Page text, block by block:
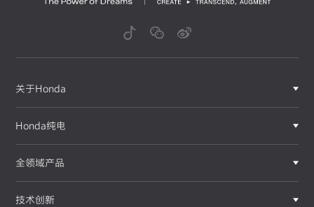
关于Honda
Honda纯电
全领域产品
技术创新